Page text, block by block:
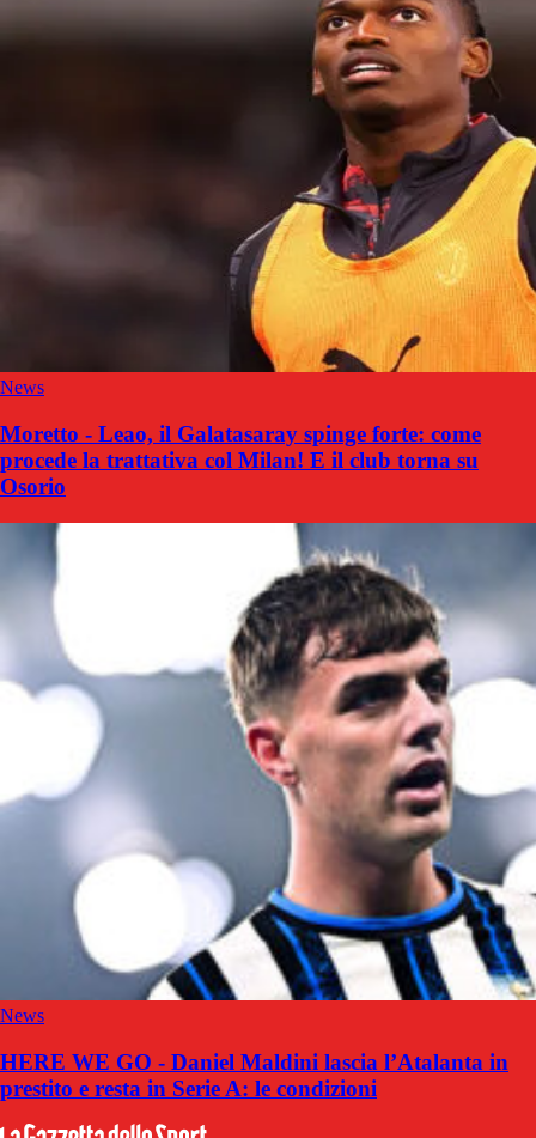
News
Moretto - Leao, il Galatasaray spinge forte: come
procede la trattativa col Milan! E il club torna su
Osorio
News
HERE WE GO - Daniel Maldini lascia l’Atalanta in
prestito e resta in Serie A: le condizioni